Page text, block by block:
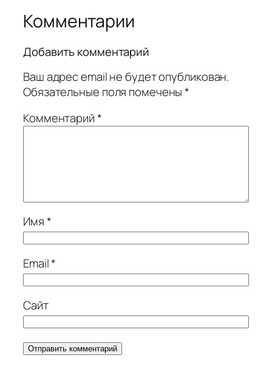
Комментарии
Добавить комментарий
Ваш адрес email не будет опубликован.
Обязательные поля помечены*
Комментарий*
Имя*
Email*
Сайт